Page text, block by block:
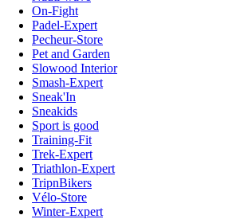
On-Fight
Padel-Expert
Pecheur-Store
Pet and Garden
Slowood Interior
Smash-Expert
Sneak'In
Sneakids
Sport is good
Training-Fit
Trek-Expert
Triathlon-Expert
TripnBikers
Vélo-Store
Winter-Expert